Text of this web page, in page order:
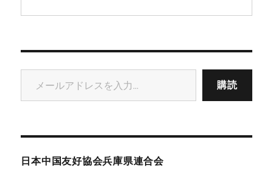
メールアドレスを入力...
購読
日本中国友好協会兵庫県連合会